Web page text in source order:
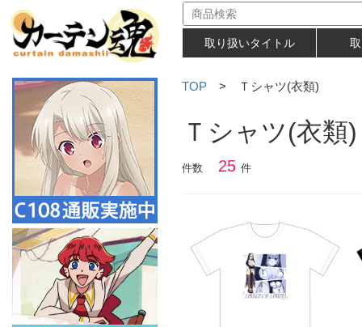
取り扱いタイトル
TOP > Ｔシャツ(衣類)
Ｔシャツ(衣類)
件数 25 件